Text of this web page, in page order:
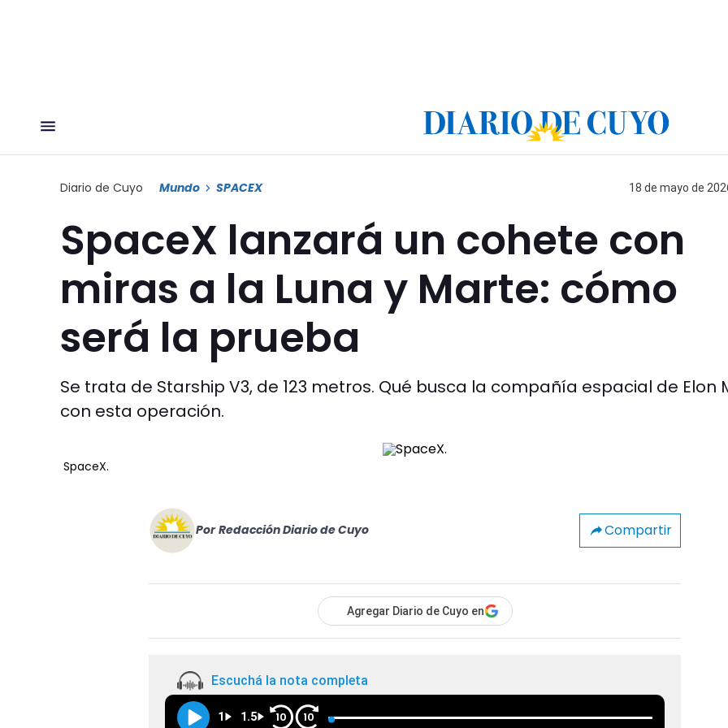
Diario de Cuyo Mundo SPACEX 18 de mayo de
SpaceX lanzará un cohete con
miras a la Luna y Marte: cómo
será la prueba
Se trata de Starship V3, de 123 metros. Qué busca la compañía espacial de Elon
con esta operación.
SpaceX.
Por Redacción Diario de Cuyo Compartir
Agregar Diario de Cuyo en
Escuchá la nota completa
1 1.5 10 10